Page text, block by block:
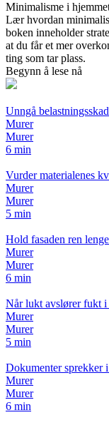
Minimalisme i
Lær hvordan
boken inneholder
at du får et mer
ting som tar plass.
Begynn å lese nå
Unngå
Murer
Murer
6 min
Vurder materialenes
Murer
Murer
5 min
Hold fasaden ren
Murer
Murer
6 min
Når lukt avslører fukt
Murer
Murer
5 min
Dokumenter sprekker
Murer
Murer
6 min